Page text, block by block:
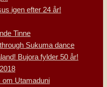
igen efter 24 år!
Tinne
Sukuma dance
Bujora fylder 50 år!
om Utamaduni